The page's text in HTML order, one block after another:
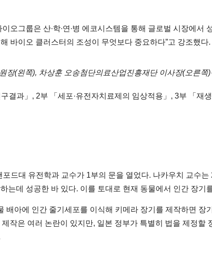
오그룹은 산∙학∙연∙병 에코시스템을 통해 글로벌 시장에서
바이오 클러스터의 조성이 무엇보다 중요하다”고 강조했다.
장(왼쪽), 차상훈 오송첨단의료산업진흥재단 이사장(오른쪽
결과」, 2부 「세포·유전자치료제의 임상적용」, 3부 「재
드대 유전학과 교수가 1부의 문을 열었다. 나카우치 교수
는데 성공한 바 있다. 이를 토대로 현재 동물에서 인간 장기
배아에 인간 줄기세포를 이식해 키메라 장기를 제작하면 장
작은 여러 논란이 있지만, 일본 정부가 특별히 법을 제정할